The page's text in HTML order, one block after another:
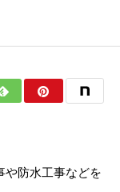
や防水工事などを